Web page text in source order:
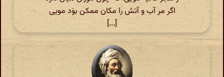
اگر مر آب و آتش را مکان ممکن بوَد مویی
[...]